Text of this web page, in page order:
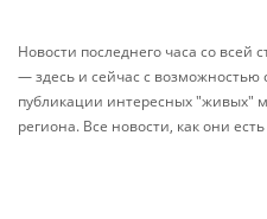
Новости последнего часа со
— здесь и сейчас с возможностью
публикации интересных "живых"
региона. Все новости, как они